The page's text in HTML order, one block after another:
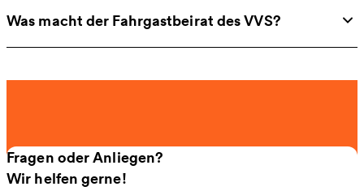
Was macht der Fahrgastbeirat des VVS?
Fragen oder Anliegen?
Wir helfen gerne!